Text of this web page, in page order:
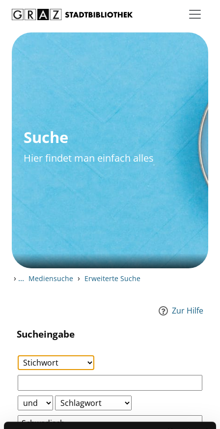
Suche
Hier findet man einfach alles
› ... Mediensuche › Erweiterte Suche
Zur Hilfe
Sucheingabe